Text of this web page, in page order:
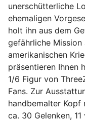
unerschütterliche
ehemaligen
holt ihn aus dem
gefährliche Mission
amerikanischen
präsentieren Ihnen
1/6 Figur von
Fans. Zur
handbemalter Kopf
ca. 30 Gelenken,